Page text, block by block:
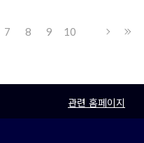
7 8 9 10
관련 홈페이지